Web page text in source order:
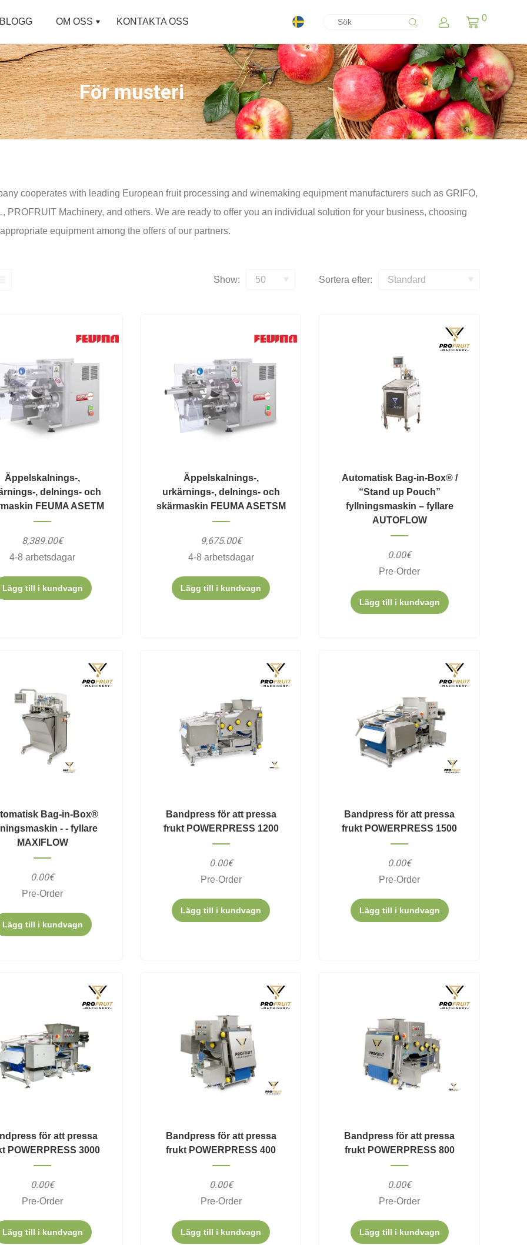
OM OSS KONTAKTA OSS 0
För musteri
cooperates with leading European fruit processing and winemaking equipment manufacturers such as GRIFO,
PROFRUIT Machinery, and others. We are ready to offer you an individual solution for your business, choosing
equipment among the offers of our partners.
Show: Sortera efter:
Äppelskalnings-,
, delnings- och
FEUMA ASETM
8,389.00€
4-8 arbetsdagar
Lägg till i kundvagn
Äppelskalnings-,
urkärnings-, delnings- och
skärmaskin FEUMA ASETSM
9,675.00€
4-8 arbetsdagar
Lägg till i kundvagn
Automatisk Bag-in-Box® /
“Stand up Pouch”
fyllningsmaskin – fyllare
AUTOFLOW
0.00€
Pre-Order
Lägg till i kundvagn
Bag-in-Box®
- - fyllare
MAXIFLOW
0.00€
Pre-Order
Lägg till i kundvagn
Bandpress för att pressa
frukt POWERPRESS 1200
0.00€
Pre-Order
Lägg till i kundvagn
Bandpress för att pressa
frukt POWERPRESS 1500
0.00€
Pre-Order
Lägg till i kundvagn
för att pressa
POWERPRESS 3000
0.00€
Pre-Order
Lägg till i kundvagn
Bandpress för att pressa
frukt POWERPRESS 400
0.00€
Pre-Order
Lägg till i kundvagn
Bandpress för att pressa
frukt POWERPRESS 800
0.00€
Pre-Order
Lägg till i kundvagn